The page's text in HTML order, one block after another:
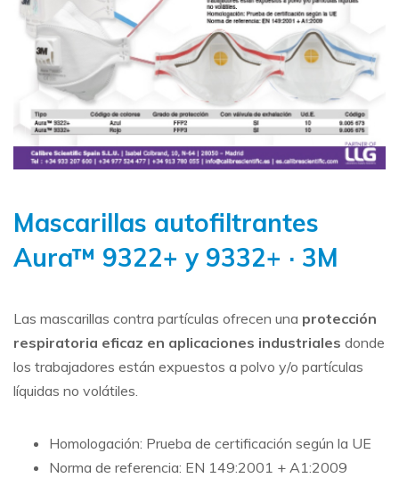
Mascarillas autofiltrantes
Aura™ 9322+ y 9332+ · 3M
Las mascarillas contra partículas ofrecen una protección
respiratoria eficaz en aplicaciones industriales donde
los trabajadores están expuestos a polvo y/o partículas
líquidas no volátiles.
Homologación: Prueba de certificación según la UE
Norma de referencia: EN 149:2001 + A1:2009